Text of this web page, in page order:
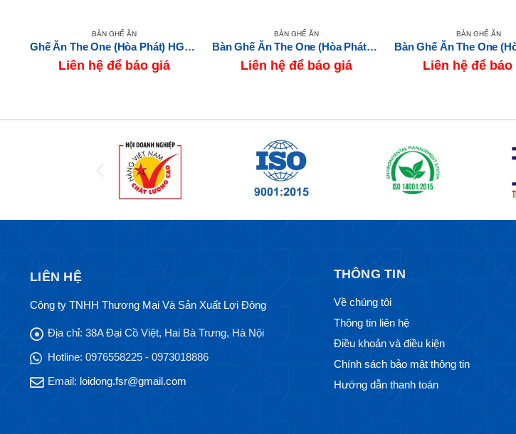
BÀN GHẾ ĂN
Ghế Ăn The One (Hòa Phát) HGG62
Liên hệ để báo giá
BÀN GHẾ ĂN
Bàn Ghế Ăn The One (Hòa Phát) HGB69A-HGG69
Liên hệ để báo giá
BÀN GHẾ ĂN
Liên hệ để báo
LIÊN HỆ
Công ty TNHH Thương Mại Và Sản Xuất Lợi Đông
Địa chỉ: 38A Đại Cồ Việt, Hai Bà Trưng, Hà Nội
Hotline: 0976558225 - 0973018886
Email: loidong.fsr@gmail.com
THÔNG TIN
Về chúng tôi
Thông tin liên hệ
Điều khoản và điều kiện
Chính sách bảo mật thông tin
Hướng dẫn thanh toán